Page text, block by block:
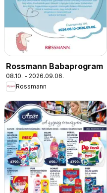
Rossmann Babaprogram
08.10. - 2026.09.06.
Rossmann